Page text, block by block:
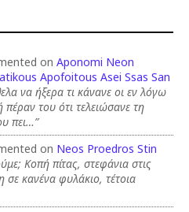
on Aponomi Neon
Apofoitous Asei Ssas San
να ήξερα τι κάνανε οι εν λόγω
πέραν του ότι τελειώσανε τη
πει…”
on Neos Proedros Stin
Κοπή πίτας, στεφάνια στις
σε κανένα φυλάκιο, τέτοια